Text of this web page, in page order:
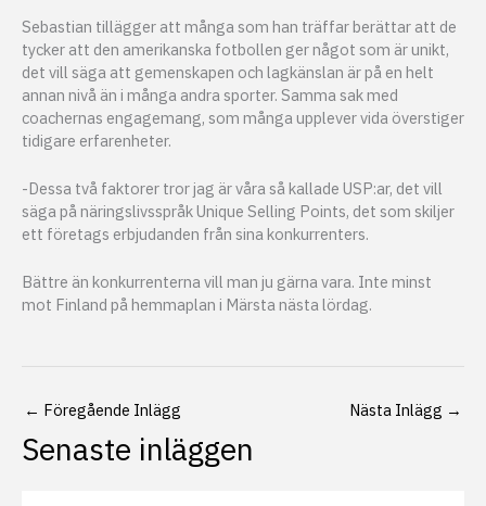
Sebastian tillägger att många som han träffar berättar att de
tycker att den amerikanska fotbollen ger något som är unikt,
det vill säga att gemenskapen och lagkänslan är på en helt
annan nivå än i många andra sporter. Samma sak med
coachernas engagemang, som många upplever vida överstiger
tidigare erfarenheter.
-Dessa två faktorer tror jag är våra så kallade USP:ar, det vill
säga på näringslivsspråk Unique Selling Points, det som skiljer
ett företags erbjudanden från sina konkurrenters.
Bättre än konkurrenterna vill man ju gärna vara. Inte minst
mot Finland på hemmaplan i Märsta nästa lördag.
← Föregående Inlägg Nästa Inlägg →
Senaste inläggen